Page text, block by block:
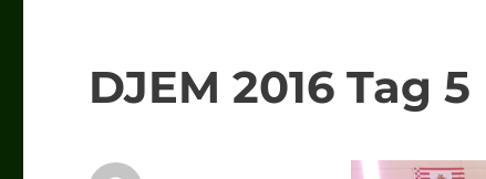
DJEM 2016 Tag 5